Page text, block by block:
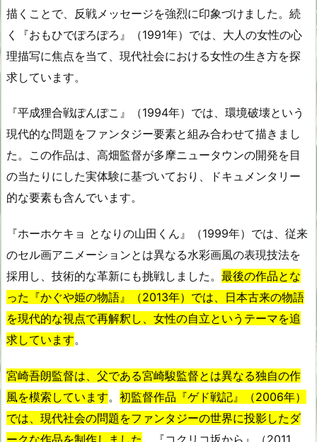
描くことで、反戦メッセージを強烈に印象づけました。続
く『おもひでぽろぽろ』（1991年）では、大人の女性の心
理描写に焦点を当て、現代社会における女性の生き方を探
求しています。
『平成狸合戦ぽんぽこ』（1994年）では、環境破壊という
現代的な問題をファンタジー要素と組み合わせて描きまし
た。この作品は、高畑監督が多摩ニュータウンの開発を目
の当たりにした実体験に基づいており、ドキュメンタリー
的な要素も含んでいます。
『ホーホケキョ となりの山田くん』（1999年）では、従来
のセル画アニメーションとは異なる水彩画風の表現技法を
採用し、技術的な革新にも挑戦しました。 最後の作品とな
った『かぐや姫の物語』（2013年）では、日本古来の物語
を現代的な視点で再解釈し、女性の自立というテーマを追
求しています。
宮崎吾朗監督は、父である宮崎駿監督とは異なる独自の作
風を模索しています。 初監督作品『ゲド戦記』（2006年）
では、現代社会の問題をファンタジーの世界に投影したダ